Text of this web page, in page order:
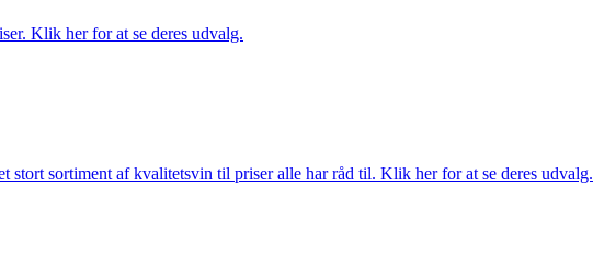
Klik her for at se deres udvalg.
sortiment af kvalitetsvin til priser alle har råd til. Klik her for at se deres udvalg.